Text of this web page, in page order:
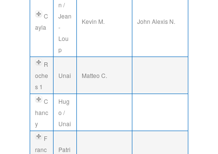
C
ayla
n /
Jean
-
Lou
p
Kevin M. John Alexis N.
R
oche
s 1
Unai Matteo C.
C
hanc
y
Hug
o /
Unai
F
ranc
Patri